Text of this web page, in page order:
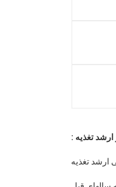
تغذيه :
ارشد تغذیه